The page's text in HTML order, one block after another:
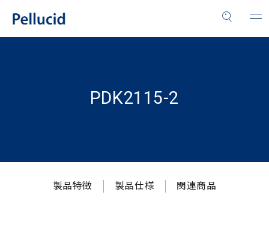
PDK2115-2
製品特徴 製品仕様 関連商品